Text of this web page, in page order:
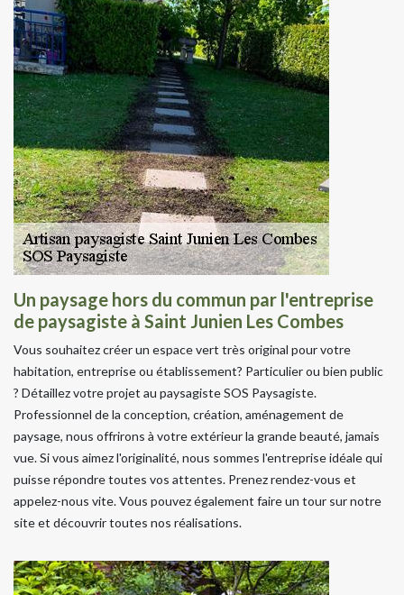
Un paysage hors du commun par l'entreprise
de paysagiste à Saint Junien Les Combes
Vous souhaitez créer un espace vert très original pour votre
habitation, entreprise ou établissement? Particulier ou bien public
? Détaillez votre projet au paysagiste SOS Paysagiste.
Professionnel de la conception, création, aménagement de
paysage, nous offrirons à votre extérieur la grande beauté, jamais
vue. Si vous aimez l'originalité, nous sommes l'entreprise idéale qui
puisse répondre toutes vos attentes. Prenez rendez-vous et
appelez-nous vite. Vous pouvez également faire un tour sur notre
site et découvrir toutes nos réalisations.